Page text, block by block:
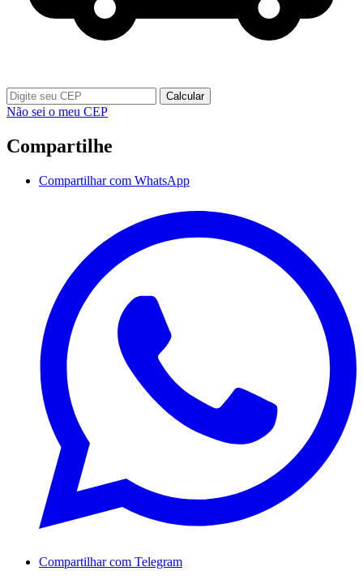
Calcular
Não sei o meu CEP
Compartilhe
Compartilhar com WhatsApp
Compartilhar com Telegram